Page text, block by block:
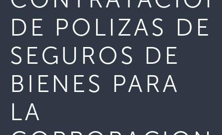
DE POLIZAS DE
SEGUROS DE
BIENES PARA
LA